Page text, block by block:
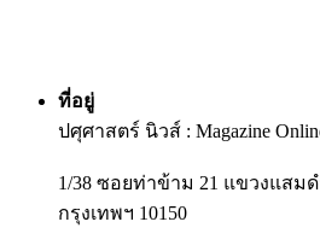
ที่อยู่
ปศุศาสตร์ นิวส์ : Magazine
1/38 ซอยท่าข้าม 21 แขวงแสม
กรุงเทพฯ 10150